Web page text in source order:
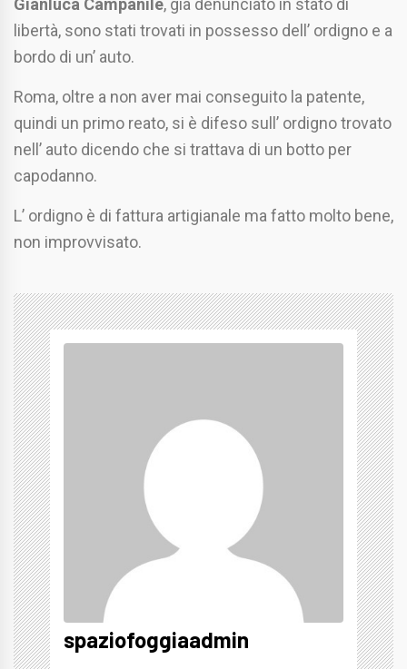
Gianluca Campanile, già denunciato in stato di
libertà, sono stati trovati in possesso dell’ ordigno e a
bordo di un’ auto.
Roma, oltre a non aver mai conseguito la patente,
quindi un primo reato, si è difeso sull’ ordigno trovato
nell’ auto dicendo che si trattava di un botto per
capodanno.
L’ ordigno è di fattura artigianale ma fatto molto bene,
non improvvisato.
spaziofoggiaadmin